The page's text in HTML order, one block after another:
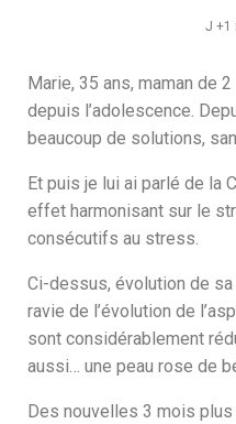
J +1
Marie, 35 ans, maman de
depuis l’adolescence.
beaucoup de solutions,
Et puis je lui ai parlé de la
effet harmonisant sur le
consécutifs au stress.
Ci-dessus, évolution de
ravie de l’évolution de
sont considérablement
aussi… une peau rose de
Des nouvelles 3 mois plus